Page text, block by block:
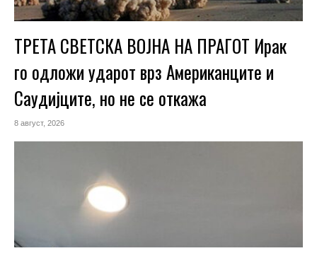
ТРЕТА СВЕТСКА ВОЈНА НА ПРАГОТ Ирак
го одложи ударот врз Американците и
Саудијците, но не се откажа
8 август, 2026